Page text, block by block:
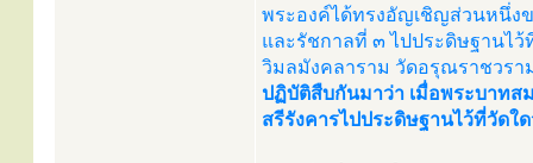
พระองค์ได้ทรงอัญเชิญส่วนหนึ่ง
และรัชกาลที่ ๓ ไปประดิษฐานไว้
วิมลมังคลาราม วัดอรุณราชวร
ปฏิบัติสืบกันมาว่า เมื่อพระบาทส
สรีรังคารไปประดิษฐานไว้ที่วัดใ